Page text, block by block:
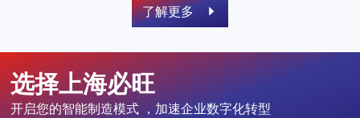
了解更多
选择上海必旺
开启您的智能制造模式 ，加速企业数字化转型